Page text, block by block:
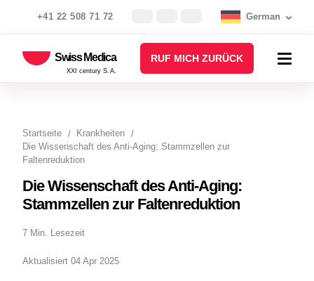
+41 22 508 71 72 German
Swiss Medica
XXI century S.A.
RUF MICH ZURÜCK
Startseite
Krankheiten
Die Wissenschaft des Anti-Aging: Stammzellen zur
Faltenreduktion
Die Wissenschaft des Anti-Aging:
Stammzellen zur Faltenreduktion
7 Min. Lesezeit
Aktualisiert 04 Apr 2025